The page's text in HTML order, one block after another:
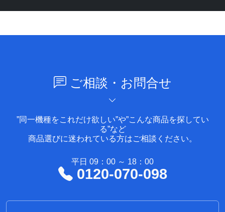
ご相談・お問合せ
”同一機種をこれだけ欲しい”や”こんな商品を探してい
る”など
商品選びに迷われている方はご相談ください。
平日 09：00 ～ 18：00
0120-070-098